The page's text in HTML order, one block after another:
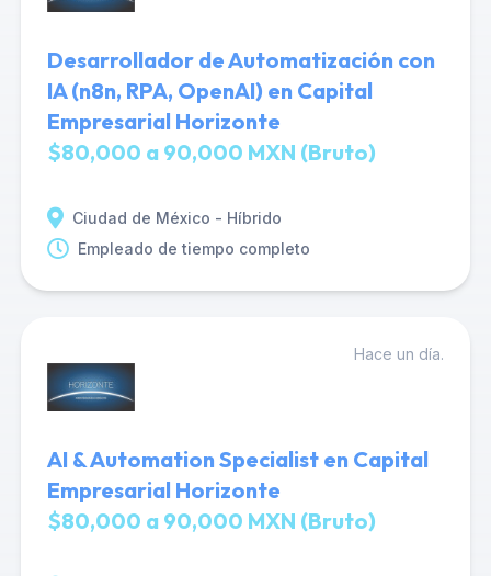
Desarrollador de Automatización con
IA (n8n, RPA, OpenAI) en Capital
Empresarial Horizonte
$80,000 a 90,000 MXN (Bruto)
Ciudad de México - Híbrido
Empleado de tiempo completo
Hace un día.
AI & Automation Specialist en Capital
Empresarial Horizonte
$80,000 a 90,000 MXN (Bruto)